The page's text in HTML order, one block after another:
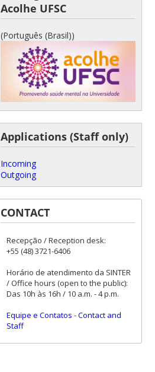
Acolhe UFSC
(Português (Brasil))
Applications (Staff only)
Incoming
Outgoing
CONTACT
Recepção / Reception desk:
+55 (48) 3721-6406
Horário de atendimento da SINTER
/ Office hours (open to the public):
Das 10h às 16h / 10 a.m. - 4 p.m.
Equipe e Contatos -Contact and
Staff